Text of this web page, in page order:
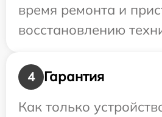
время ремонта и
восстановлению
4
Гарантия
Как только